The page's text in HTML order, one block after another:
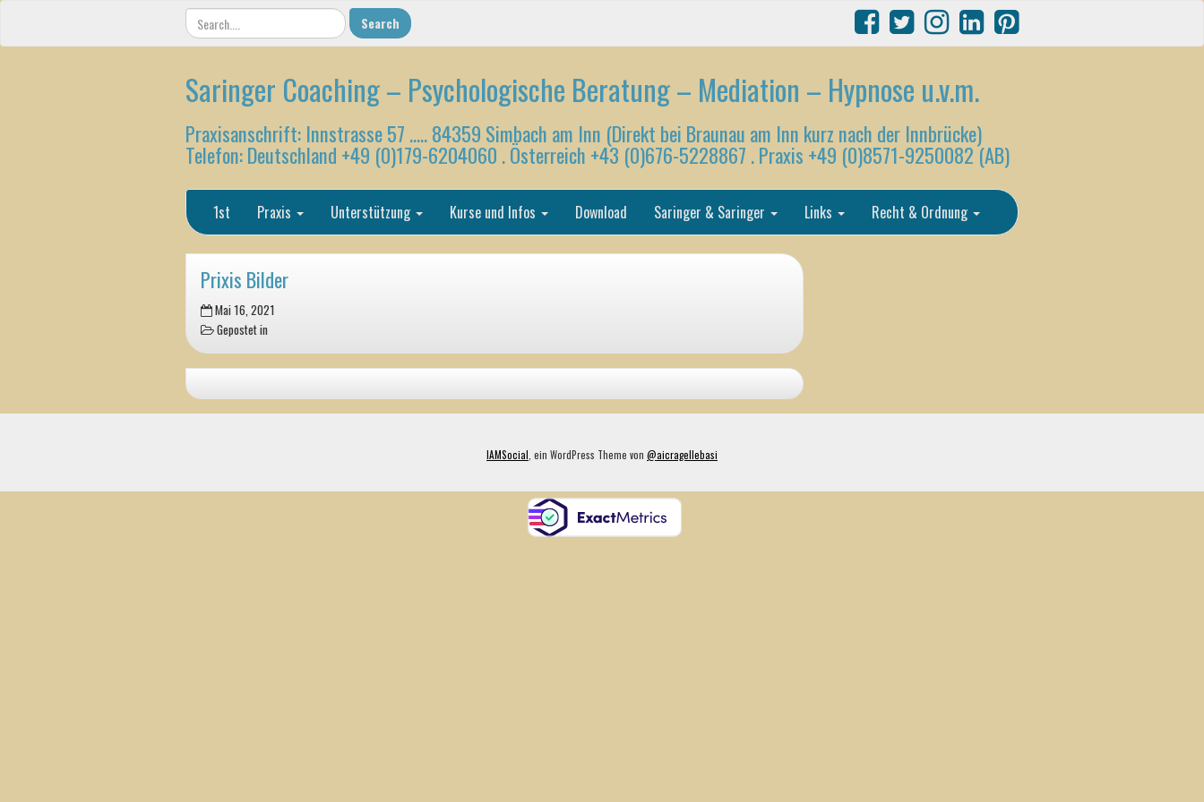
Saringer Coaching – Psychologische Beratung – Mediation – Hypnose u.v.m.
Praxisanschrift: Innstrasse 57 ….. 84359 Simbach am Inn (Direkt bei Braunau am Inn kurz nach der Innbrücke)
Telefon: Deutschland +49 (0)179-6204060 . Österreich +43 (0)676-5228867 . Praxis +49 (0)8571-9250082 (AB)
1st Praxis Unterstützung Kurse und Infos Download Saringer & Saringer Links Recht & Ordnung
Prixis Bilder
Mai 16, 2021
Gepostet in
IAMSocial , ein WordPress Theme von @aicragellebasi